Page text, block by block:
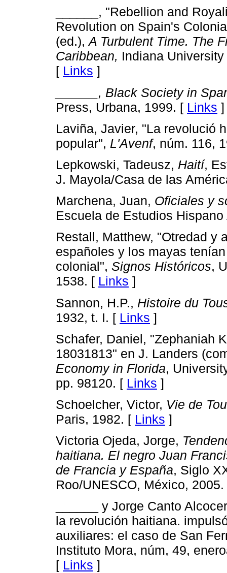
______, "Rebellion and
Revolution on Spain's
(ed.),A Turbulent Time. The
Caribbean, Indiana
[ Links ]
______, Black Society in
Press, Urbana, 1999. [ Links ]
Laviña, Javier, "La revolució
popular", L'Avenf, núm. 116,
Lepkowski, Tadeusz, Haití,
J. Mayola/Casa de las
Marchena, Juan, Oficiales y
Escuela de Estudios
Restall, Matthew, "Otredad y
españoles y los mayas
colonial", Signos Históricos,
15­38. [ Links ]
Sannon, H.P., Histoire du
1932, t. I. [ Links ]
Schafer, Daniel, "Zephaniah
1803­1813" en J. Landers
Economy in Florida,
pp. 98­120. [ Links ]
Schoelcher, Victor, Vie de
Paris, 1982. [ Links ]
Victoria Ojeda, Jorge,
haitiana. El negro Juan
de Francia y España, Siglo
Roo/UNESCO, México,
______ y Jorge Canto
la revolución haitiana.
auxiliares: el caso de San
Instituto Mora, núm, 49,
[ Links ]